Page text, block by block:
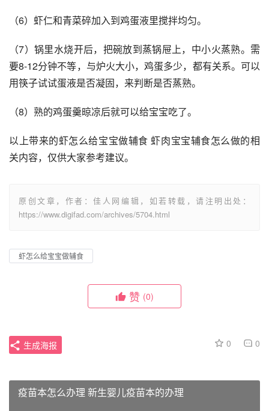
（6）虾仁和青菜碎加入到鸡蛋液里搅拌均匀。
（7）锅里水烧开后，把碗放到蒸锅屉上，中小火蒸熟。需
要8-12分钟不等，与炉火大小，鸡蛋多少，都有关系。可以
用筷子试试蛋液是否凝固，来判断是否蒸熟。
（8）熟的鸡蛋羹晾凉后就可以给宝宝吃了。
以上带来的虾怎么给宝宝做辅食 虾肉宝宝辅食怎么做的相
关内容，仅供大家参考建议。
原创文章，作者：佳人网编辑，如若转载，请注明出处：
https://www.digifad.com/archives/5704.html
虾怎么给宝宝做辅食
赞 (0)
0 0
生成海报
疫苗本怎么办理 新生婴儿疫苗本的办理